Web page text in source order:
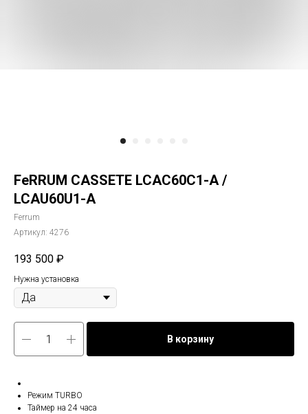
FeRRUM CASSETE LCAC60C1-A /
LCAU60U1-A
Ferrum
Артикул: 4276
193 500 ₽
Нужна установка
В корзину
Режим TURBO
Таймер на 24 часа